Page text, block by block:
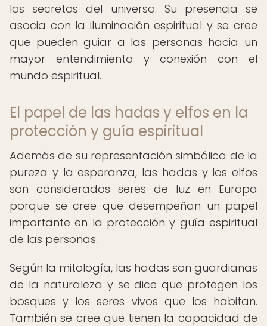
los secretos del universo. Su presencia se
asocia con la iluminación espiritual y se cree
que pueden guiar a las personas hacia un
mayor entendimiento y conexión con el
mundo espiritual.
El papel de las hadas y elfos en la
protección y guía espiritual
Además de su representación simbólica de la
pureza y la esperanza, las hadas y los elfos
son considerados seres de luz en Europa
porque se cree que desempeñan un papel
importante en la protección y guía espiritual
de las personas.
Según la mitología, las hadas son guardianas
de la naturaleza y se dice que protegen los
bosques y los seres vivos que los habitan.
También se cree que tienen la capacidad de